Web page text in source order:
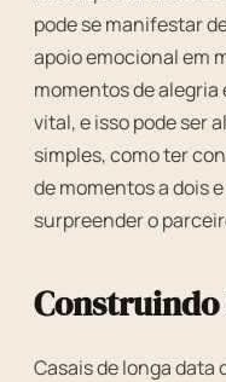
pode se manifestar
apoio emocional em
momentos de
vital, e isso pode ser
simples, como ter
de momentos a dois
surpreender o
Construindo
Casais de longa